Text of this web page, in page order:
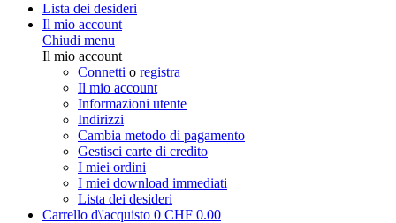
Lista dei desideri
Il mio account
Chiudi menu
Il mio account
Connetti o registra
Il mio account
Informazioni utente
Indirizzi
Cambia metodo di pagamento
Gestisci carte di credito
I miei ordini
I miei download immediati
Lista dei desideri
Carrello d\'acquisto 0 CHF 0.00